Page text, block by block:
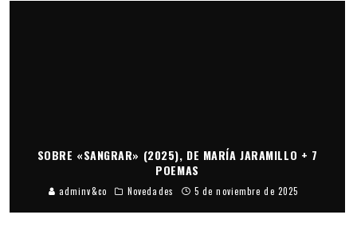
SOBRE «SANGRAR» (2025), DE MARÍA JARAMILLO + 7
POEMAS
adminv&co Novedades 5 de noviembre de 2025